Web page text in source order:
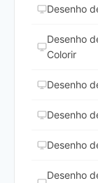
Desenho
Desenho
Colorir
Desenho
Desenho
Desenho
Desenho